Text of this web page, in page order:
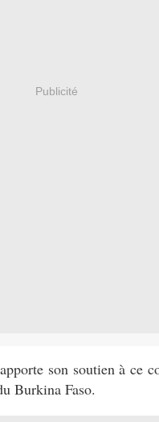
Publicité
son soutien à ce
Burkina Faso.